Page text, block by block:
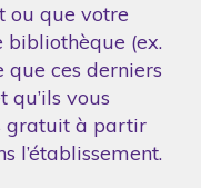
ou que votre
bibliothèque (ex.
que ces derniers
qu’ils vous
gratuit à partir
l’établissement.